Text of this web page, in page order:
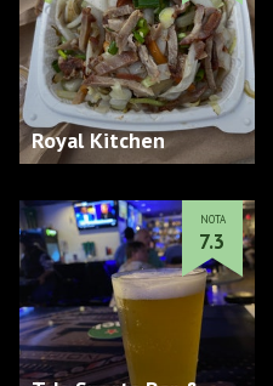
Royal Kitchen
NOTA
7.3